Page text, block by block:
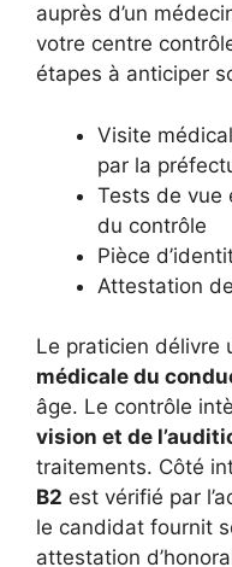
auprès d’un
votre centre
étapes à anticiper
Visite
par la
Tests de vue
du contrôle
Pièce
Attestation
Le praticien délivre
médicale du
âge. Le contrôle
vision et de
traitements. Côté
B2 est vérifié par
le candidat fournit
attestation